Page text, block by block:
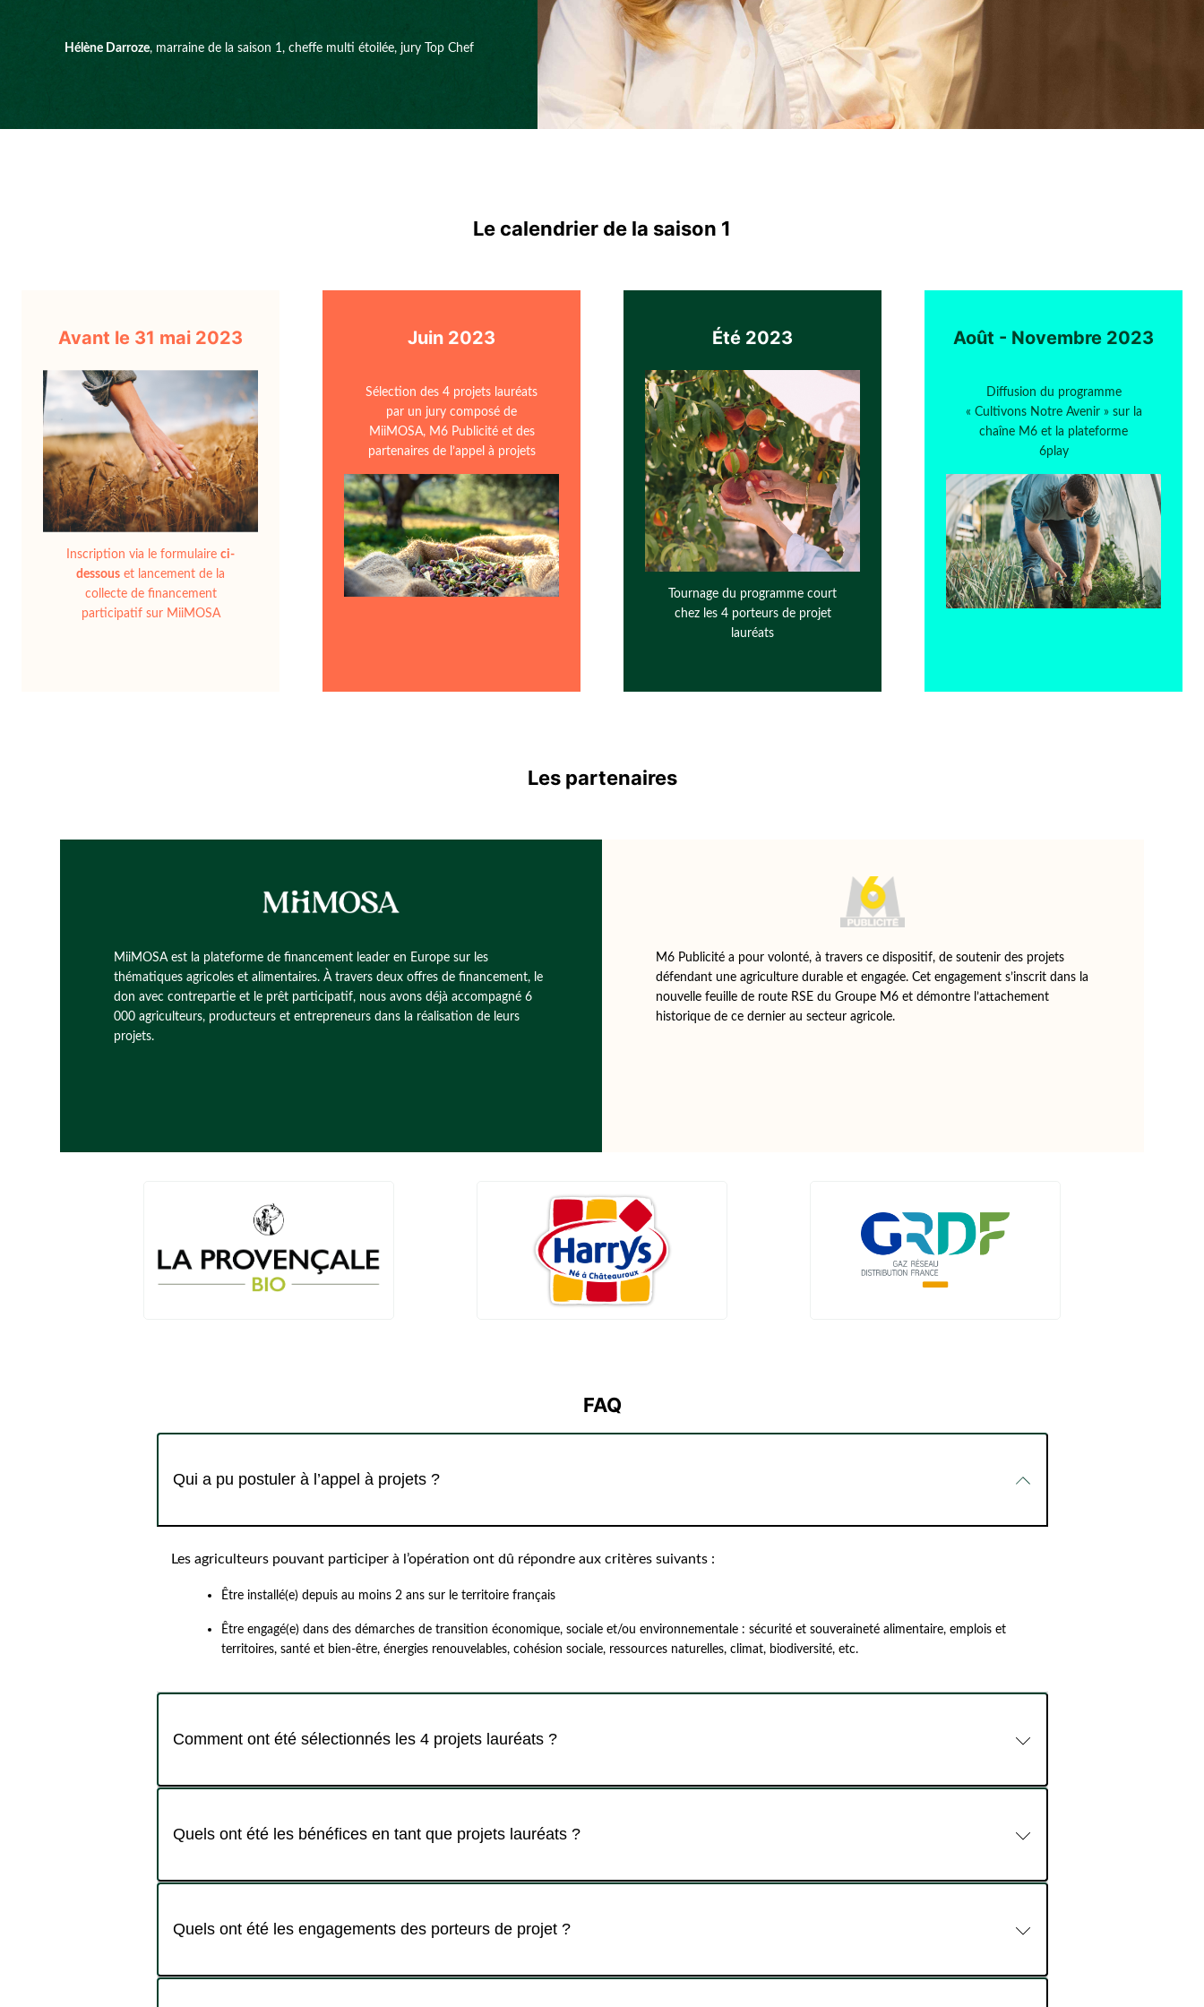
Hélène Darroze, marraine de la saison 1, cheffe multi étoilée, jury Top Chef
Le calendrier de la saison 1
Avant le 31 mai 2023
Inscription via le formulaire ci-
dessous et lancement de la
collecte de financement
participatif sur MiiMOSA
Juin 2023
Sélection des 4 projets lauréats
par un jury composé de
MiiMOSA, M6 Publicité et des
partenaires de l’appel à projets
Été 2023
Tournage du programme court
chez les 4 porteurs de projet
lauréats
Août - Novembre 2023
Diffusion du programme
« Cultivons Notre Avenir » sur la
chaîne M6 et la plateforme
6play
Les partenaires
MiiMOSA est la plateforme de financement leader en Europe sur les
thématiques agricoles et alimentaires. À travers deux offres de financement, le
don avec contrepartie et le prêt participatif, nous avons déjà accompagné 6
000 agriculteurs, producteurs et entrepreneurs dans la réalisation de leurs
projets.
M6 Publicité a pour volonté, à travers ce dispositif, de soutenir des projets
défendant une agriculture durable et engagée. Cet engagement s’inscrit dans la
nouvelle feuille de route RSE du Groupe M6 et démontre l’attachement
historique de ce dernier au secteur agricole.
FAQ
Qui a pu postuler à l’appel à projets ?
Les agriculteurs pouvant participer à l’opération ont dû répondre aux critères suivants :
Être installé(e) depuis au moins 2 ans sur le territoire français
Être engagé(e) dans des démarches de transition économique, sociale et/ou environnementale : sécurité et souveraineté alimentaire, emplois et
territoires, santé et bien-être, énergies renouvelables, cohésion sociale, ressources naturelles, climat, biodiversité, etc.
Comment ont été sélectionnés les 4 projets lauréats ?
Quels ont été les bénéfices en tant que projets lauréats ?
Quels ont été les engagements des porteurs de projet ?